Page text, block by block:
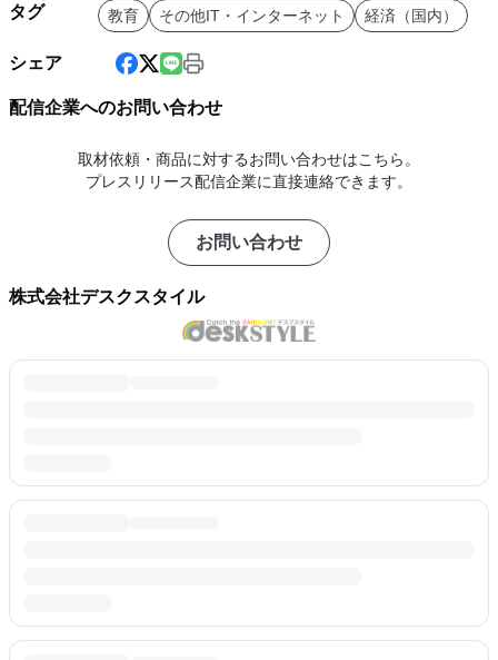
タグ 教育 その他IT・インターネット 経済（国内）
シェア
配信企業へのお問い合わせ
取材依頼・商品に対するお問い合わせはこちら。
プレスリリース配信企業に直接連絡できます。
お問い合わせ
株式会社デスクスタイル